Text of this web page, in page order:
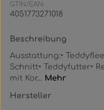
GTIN/EAN:
4051773271018
Beschreibung
Ausstattung:•
Schnitt• Teddyfutter•
mit Kor… Mehr
Hersteller